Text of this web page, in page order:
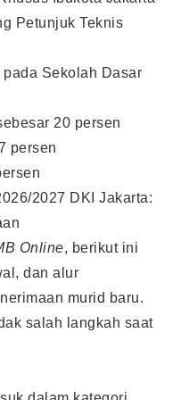
Petunjuk Teknis
Sekolah Dasar
20 persen
persen
2027 DKI Jakarta:
Online, berikut ini
dan alur
murid baru.
salah langkah saat